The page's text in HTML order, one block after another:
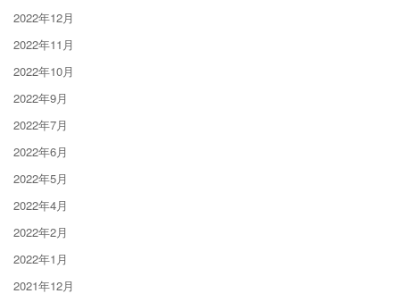
2022年12月
2022年11月
2022年10月
2022年9月
2022年7月
2022年6月
2022年5月
2022年4月
2022年2月
2022年1月
2021年12月